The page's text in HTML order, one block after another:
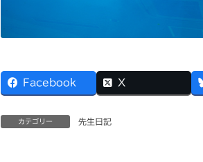
Facebook X
カテゴリー 先生日記